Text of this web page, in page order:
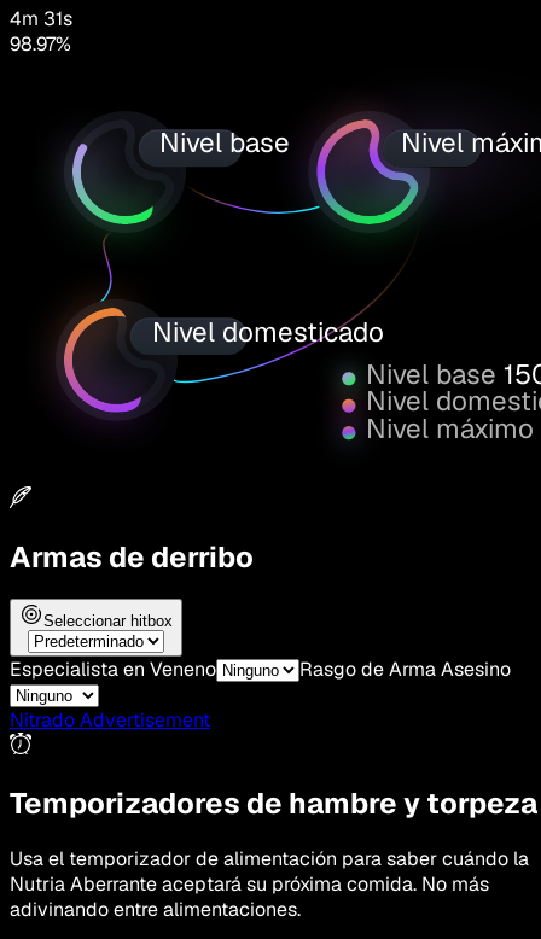
4m 31s
98.97%
Nivel base
Nivel domesticado
Nivel base
Nivel
Nivel máximo
Nivel
Armas de derribo
Seleccionar hitbox
Especialista en Veneno
Rasgo de Arma Asesino
Nitrado Advertisement
Temporizadores de hambre y torpeza
Usa el temporizador de alimentación para saber cuándo la
Nutria Aberrante aceptará su próxima comida. No más
adivinando entre alimentaciones.